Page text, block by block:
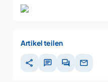
Artikel teilen
share chat forum mail